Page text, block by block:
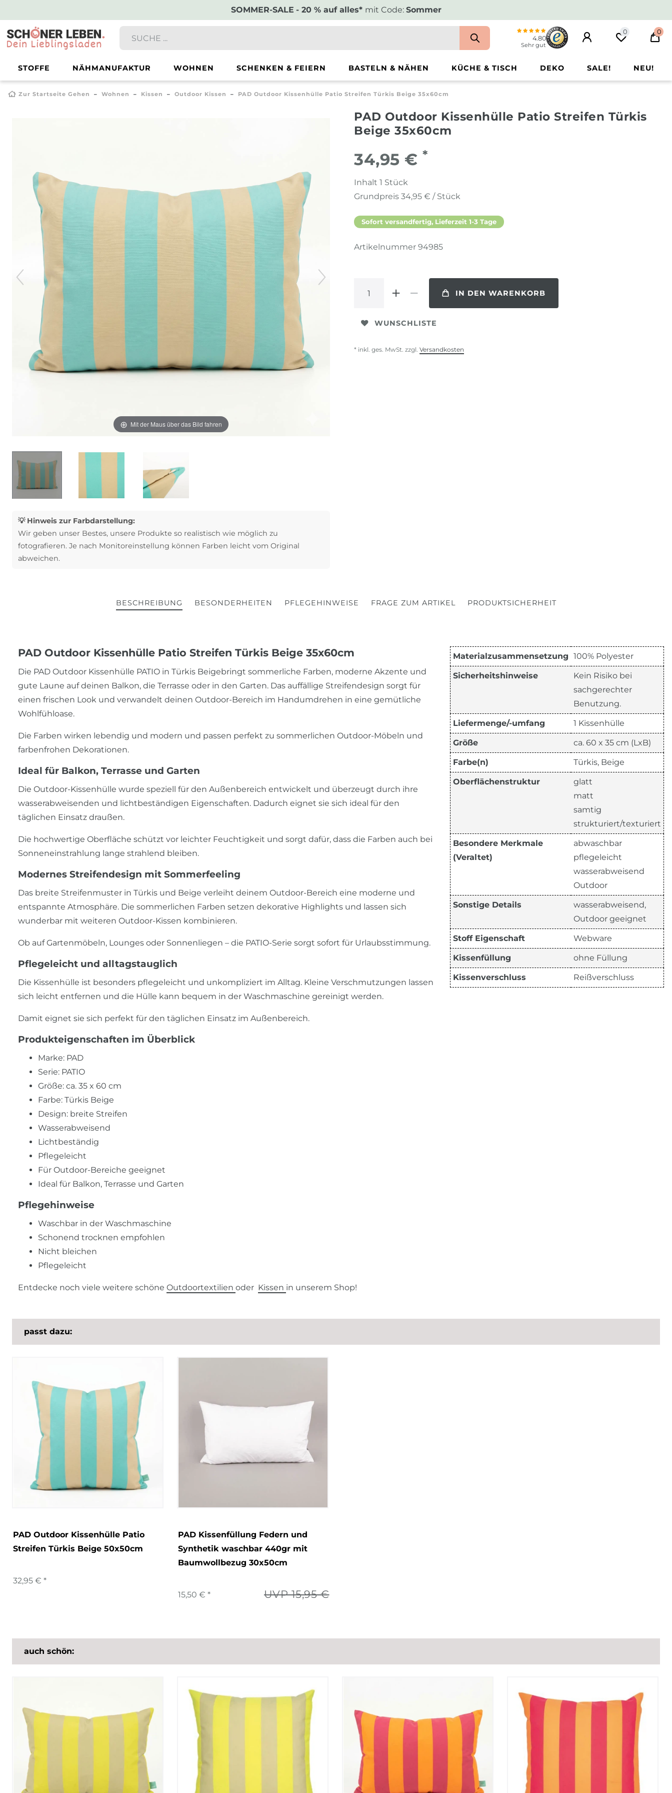
SOMMER-SALE - 20 % auf alles* mit Code: Sommer
4.80
Sehr gut
0 0
STOFFE NÄHMANUFAKTUR WOHNEN SCHENKEN & FEIERN BASTELN & NÄHEN KÜCHE & TISCH DEKO SALE! NEU!
Zur Startseite Gehen Wohnen Kissen Outdoor Kissen PAD Outdoor Kissenhülle Patio Streifen Türkis Beige 35x60cm
Mit der Maus über das Bild fahren
💡 Hinweis zur Farbdarstellung:
Wir geben unser Bestes, unsere Produkte so realistisch wie möglich zu
fotografieren. Je nach Monitoreinstellung können Farben leicht vom Original
abweichen.
PAD Outdoor Kissenhülle Patio Streifen Türkis
Beige 35x60cm
34,95 € *
Inhalt 1 Stück
Grundpreis 34,95 € / Stück
Sofort versandfertig, Lieferzeit 1-3 Tage
Artikelnummer 94985
IN DEN WARENKORB
WUNSCHLISTE
* inkl. ges. MwSt. zzgl. Versandkosten
BESCHREIBUNG BESONDERHEITEN PFLEGEHINWEISE FRAGE ZUM ARTIKEL PRODUKTSICHERHEIT
PAD Outdoor Kissenhülle Patio Streifen Türkis Beige 35x60cm
Die PAD Outdoor Kissenhülle PATIO in Türkis Beigebringt sommerliche Farben, moderne Akzente und
gute Laune auf deinen Balkon, die Terrasse oder in den Garten. Das auffällige Streifendesign sorgt für
einen frischen Look und verwandelt deinen Outdoor-Bereich im Handumdrehen in eine gemütliche
Wohlfühloase.
Die Farben wirken lebendig und modern und passen perfekt zu sommerlichen Outdoor-Möbeln und
farbenfrohen Dekorationen.
Ideal für Balkon, Terrasse und Garten
Die Outdoor-Kissenhülle wurde speziell für den Außenbereich entwickelt und überzeugt durch ihre
wasserabweisenden und lichtbeständigen Eigenschaften. Dadurch eignet sie sich ideal für den
täglichen Einsatz draußen.
Die hochwertige Oberfläche schützt vor leichter Feuchtigkeit und sorgt dafür, dass die Farben auch bei
Sonneneinstrahlung lange strahlend bleiben.
Modernes Streifendesign mit Sommerfeeling
Das breite Streifenmuster in Türkis und Beige verleiht deinem Outdoor-Bereich eine moderne und
entspannte Atmosphäre. Die sommerlichen Farben setzen dekorative Highlights und lassen sich
wunderbar mit weiteren Outdoor-Kissen kombinieren.
Ob auf Gartenmöbeln, Lounges oder Sonnenliegen – die PATIO-Serie sorgt sofort für Urlaubsstimmung.
Pflegeleicht und alltagstauglich
Die Kissenhülle ist besonders pflegeleicht und unkompliziert im Alltag. Kleine Verschmutzungen lassen
sich leicht entfernen und die Hülle kann bequem in der Waschmaschine gereinigt werden.
Damit eignet sie sich perfekt für den täglichen Einsatz im Außenbereich.
Produkteigenschaften im Überblick
Marke: PAD
Serie: PATIO
Größe: ca. 35 x 60 cm
Farbe: Türkis Beige
Design: breite Streifen
Wasserabweisend
Lichtbeständig
Pflegeleicht
Für Outdoor-Bereiche geeignet
Ideal für Balkon, Terrasse und Garten
Pflegehinweise
Waschbar in der Waschmaschine
Schonend trocknen empfohlen
Nicht bleichen
Pflegeleicht
Entdecke noch viele weitere schöne Outdoortextilien oder Kissen in unserem Shop!
Materialzusammensetzung 100% Polyester
Sicherheitshinweise
Kein Risiko bei
sachgerechter
Benutzung.
Liefermenge/-umfang 1 Kissenhülle
Größe ca. 60 x 35 cm (LxB)
Farbe(n) Türkis, Beige
Oberflächenstruktur
glatt
matt
samtig
strukturiert/texturiert
Besondere Merkmale
(Veraltet)
abwaschbar
pflegeleicht
wasserabweisend
Outdoor
Sonstige Details
wasserabweisend,
Outdoor geeignet
Stoff Eigenschaft Webware
Kissenfüllung ohne Füllung
Kissenverschluss Reißverschluss
passt dazu:
PAD Outdoor Kissenhülle Patio
Streifen Türkis Beige 50x50cm
32,95 € *
PAD Kissenfüllung Federn und
Synthetik waschbar 440gr mit
Baumwollbezug 30x50cm
UVP 15,95 €
15,50 € *
auch schön: